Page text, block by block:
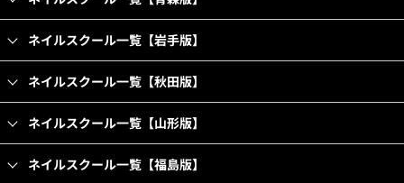
ネイルスクール一覧【岩手版】
ネイルスクール一覧【秋田版】
ネイルスクール一覧【山形版】
ネイルスクール一覧【福島版】